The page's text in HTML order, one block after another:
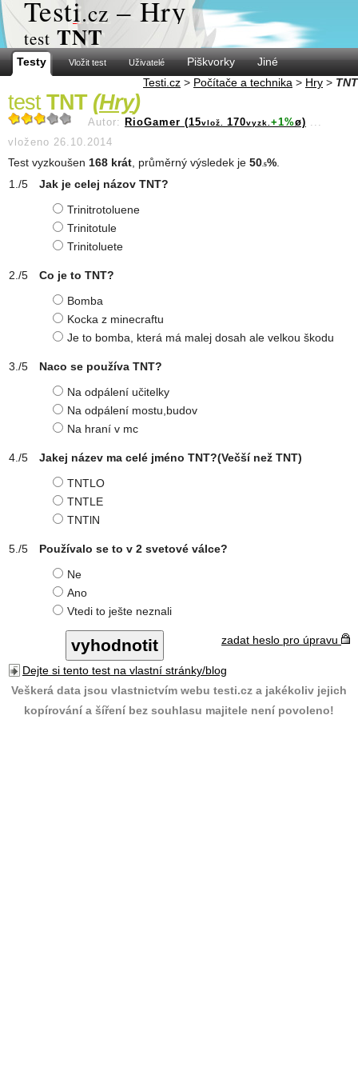
Testi.cz – Hry
test TNT
Testy Vložit test Uživatelé Piškvorky
Jiné
Testi.cz > Počítače a technika > Hry > TNT
test TNT (Hry)
Autor: RioGamer (15vlož. 170vyzk. +1%ø) ...
vloženo 26.10.2014
Test vyzkoušen 168 krát , průměrný výsledek je 50 .5%
Jak je celej názov TNT?
Trinitrotoluene
Trinitotule
Trinitoluete
Co je to TNT?
Bomba
Kocka z minecraftu
Je to bomba, která má malej dosah ale velkou škodu
Naco se používa TNT?
Na odpálení učitelky
Na odpálení mostu,budov
Na hraní v mc
Jakej název ma celé jméno TNT?(Večší než TNT)
TNTLO
TNTLE
TNTlN
Používalo se to v 2 svetové válce?
Ne
Ano
Vtedi to ješte neznali
zadat heslo pro úpravu
Dejte si tento test na vlastní stránky/blog
Veškerá data jsou vlastnictvím webu testi.cz a jakékoliv jejich
kopírování a šíření bez souhlasu majitele není povoleno!